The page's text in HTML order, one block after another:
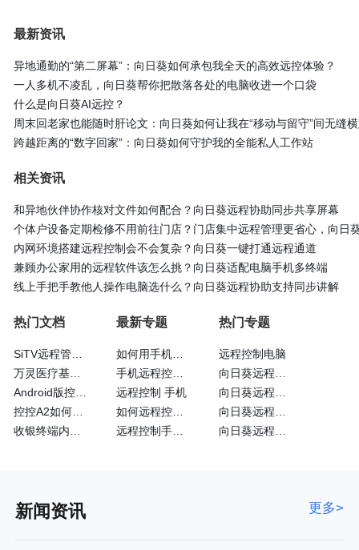
最新资讯
异地通勤的“第二屏幕”：向日葵如何承包我全天的高效远控体验？
一人多机不凌乱，向日葵帮你把散落各处的电脑收进一个口袋
什么是向日葵AI远控？
周末回老家也能随时肝论文：向日葵如何让我在“移动与留守”间无缝
跨越距离的“数字回家”：向日葵如何守护我的全能私人工作站
相关资讯
和异地伙伴协作核对文件如何配合？向日葵远程协助同步共享屏幕
个体户设备定期检修不用前往门店？门店集中远程管理更省心，向日
内网环境搭建远程控制会不会复杂？向日葵一键打通远程通道
兼顾办公家用的远程软件该怎么挑？向日葵适配电脑手机多终端
线上手把手教他人操作电脑选什么？向日葵远程协助支持同步讲解
热门文档
万灵医疗基于向日葵的眼科远程诊断系统
Android版控制端常见问题
控控A2如何通过4G网卡上网
最新专题
远程控制 手机
热门专题
远程控制电脑
新闻资讯 更多>